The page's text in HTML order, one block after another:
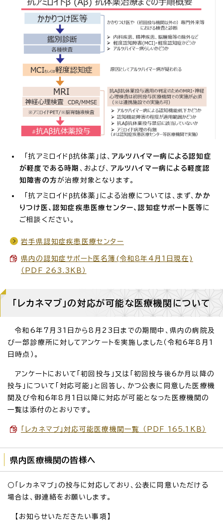
「抗アミロイドβ抗体薬」は、 アルツハイマー病による認知症
が軽度である時期 、および、 アルツハイマー病による軽度認
知障害の方 が治療対象となります。
「抗アミロイドβ抗体薬」による治療については、まず、かか
りつけ医、認知症疾患医療センター、認知症サポート医等 に
ご相談ください。
岩手県認知症疾患医療センター
県内の認知症サポート医名簿(令和8年4月1日現在)
（PDF 263.3KB）
「レカネマブ」の対応が可能な医療機関について
令和6年7月31日から8月23日までの期間中、県内の病院及
び一部診療所に対してアンケートを実施しました（令和6年8月1
日時点）。
アンケートにおいて「初回投与」又は「初回投与後6か月以降の
投与」について「対応可能」と回答し、かつ公表に同意した医療機
関及び令和6年8月1日以降に対応が可能となった医療機関の
一覧は添付のとおりです。
「レカネマブ」対応可能医療機関一覧 （PDF 165.1KB）
県内医療機関の皆様へ
○「レカネマブ」の投与に対応しており、公表に同意いただける
場合は、御連絡をお願いします。
【お知らせいただきたい事項】